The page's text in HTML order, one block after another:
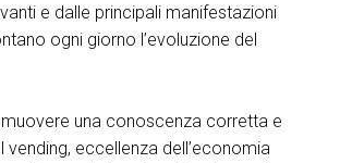
VISITATORI
e dalle principali manifestazioni
ogni giorno l’evoluzione del
una conoscenza corretta e
eccellenza dell’economia